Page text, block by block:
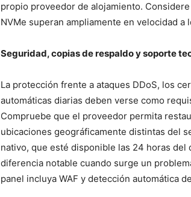
propio proveedor de alojamiento.
NVMe superan ampliamente en velocidad a
Seguridad, copias de respaldo y soporte
La protección frente a ataques DDoS, los
automáticas diarias deben verse como
Compruebe que el proveedor permita
ubicaciones geográficamente distintas del
nativo, que esté disponible las 24 horas del
diferencia notable cuando surge un
panel incluya WAF y detección automática